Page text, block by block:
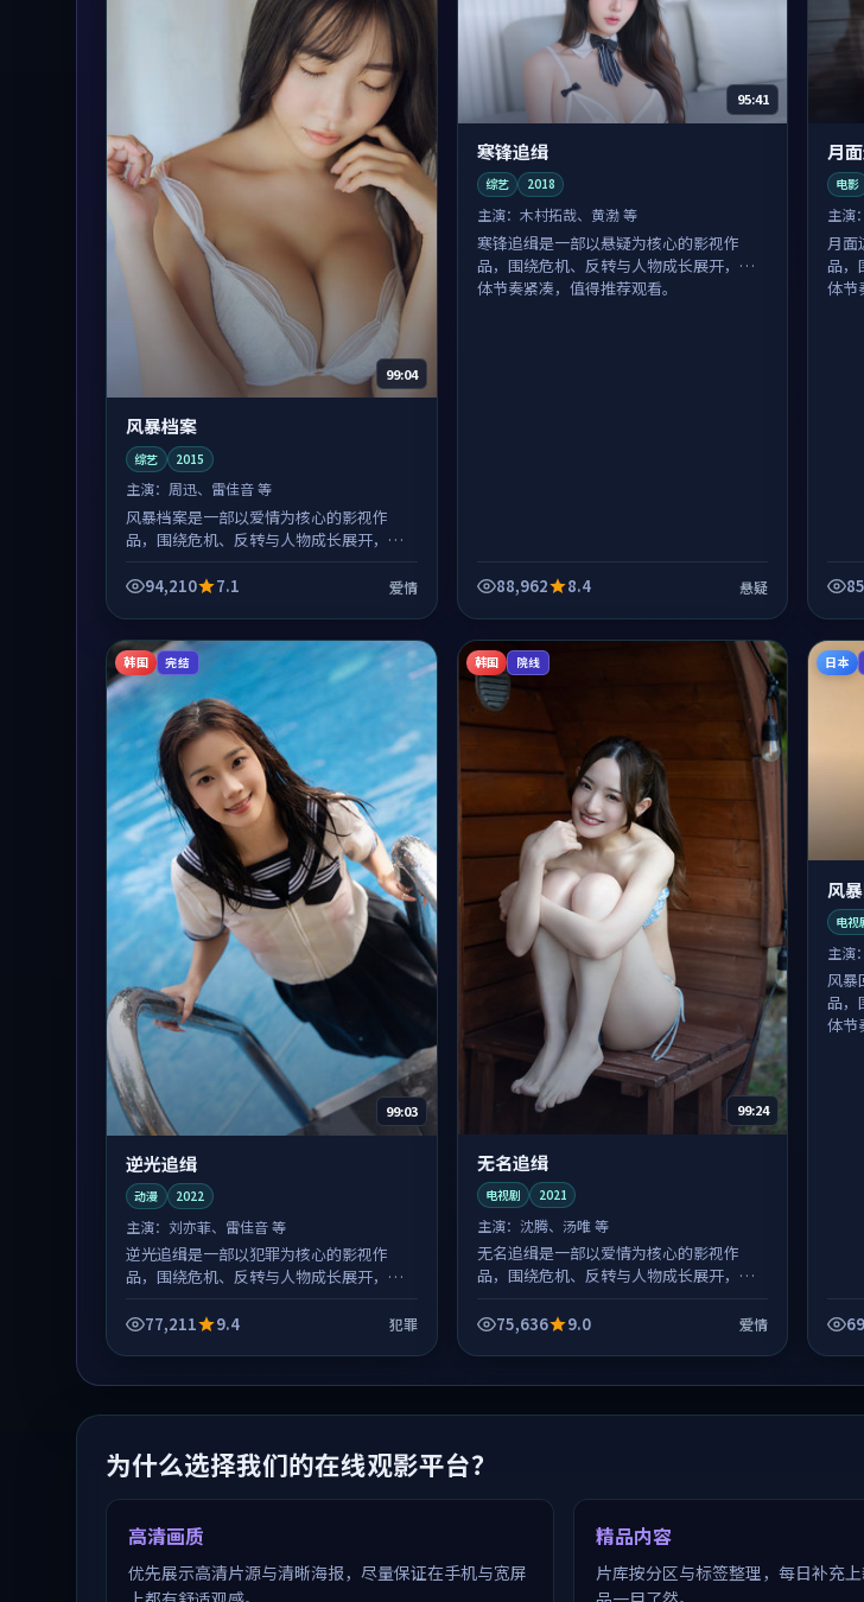
99:04
风暴档案
综艺 2015
主演： 周迅、雷佳音 等
风暴档案是一部以爱情为核心的影视作
品，围绕危机、反转与人物成长展开，整
94,210
7.1 爱情
95:41
寒锋追缉
综艺 2018
主演： 木村拓哉、黄渤 等
寒锋追缉是一部以悬疑为核心的影视作
品，围绕危机、反转与人物成长展开，整
体节奏紧凑，值得推荐观看。
88,962 8.4 悬疑
月
电影
主演：
月面
品，
体节
韩国 完结
99:03
逆光追缉
动漫 2022
主演： 刘亦菲、雷佳音 等
逆光追缉是一部以犯罪为核心的影视作
品，围绕危机、反转与人物成长展开，整
77,211
9.4 犯罪
韩国 院线
99:24
无名追缉
电视剧 2021
主演： 沈腾、汤唯 等
无名追缉是一部以爱情为核心的影视作
品，围绕危机、反转与人物成长展开，整
75,636
9.0 爱情
日本
风
电视
主演：
风暴
品，
体节
为什么选择我们的在线观影平台？
高清画质
优先展示高清片源与清晰海报，尽量保证在手机与宽屏
精品内容
片库按分区与标签整理，每日补充